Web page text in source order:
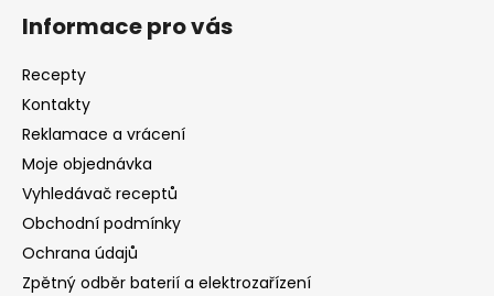
Informace pro vás
Recepty
Kontakty
Reklamace a vrácení
Moje objednávka
Vyhledávač receptů
Obchodní podmínky
Ochrana údajů
Zpětný odběr baterií a elektrozařízení